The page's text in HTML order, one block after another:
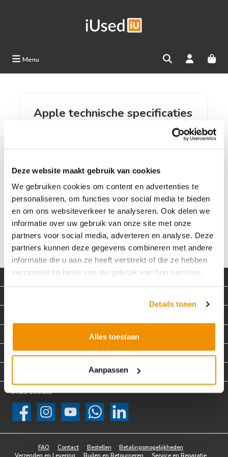
Deze website maakt gebruik van cookies
We gebruiken cookies om content en advertenties te
personaliseren, om functies voor social media te bieden
en om ons websiteverkeer te analyseren. Ook delen we
informatie over uw gebruik van onze site met onze
partners voor social media, adverteren en analyse. Deze
partners kunnen deze gegevens combineren met andere
informatie die u aan ze heeft verstrekt of die ze hebben
verzameld op basis van uw gebruik van hun services.
Details tonen
Alles toestaan
Aanpassen
Menu
Apple technische specificaties
Een gebruikte Apple gekocht zonder boekjes en
informatie? Geen probleem, via onderstaande link kun
informatie om je gebruikte Apple op de makkelijkste
Bekijk Apple's overzicht van technische specificaties
Contact
Extra informatie
Onze socials
Facebook Instagram YouTube WhatsAppLinkedIn
FAQ Contact Bestellen
Betalingsmogelijkheden